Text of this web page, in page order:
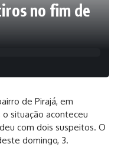
no fim de
de Pirajá, em
situação aconteceu
com dois suspeitos. O
domingo, 3.